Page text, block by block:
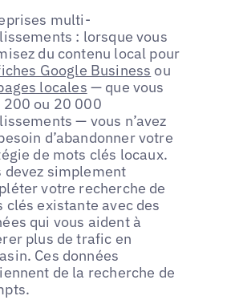
multi-
: lorsque vous
du contenu local pour
Google Business ou
locales — que vous
200 ou 20 000
— vous n’avez
d’abandonner votre
de mots clés locaux.
devez simplement
votre recherche de
clés existante avec des
qui vous aident à
plus de trafic en
Ces données
de la recherche de